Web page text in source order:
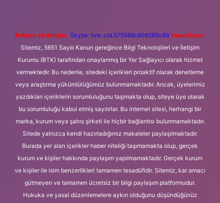
Reklam ve İletişim: Skype: live:.cid.575569c608265c69 Yasal Uyarı:
Sitemiz, 5651 Sayılı Kanun gereğince Bilgi Teknolojileri ve İletişim
Kurumu (BTK) tarafından onaylanmış bir Yer Sağlayıcı olarak hizmet
vermektedir. Bu nedenle, sitedeki içerikleri proaktif olarak denetleme
veya araştırma yükümlülüğümüz bulunmamaktadır. Ancak, üyelerimiz
yazdıkları içeriklerin sorumluluğunu taşımakta olup, siteye üye olarak
bu sorumluluğu kabul etmiş sayılırlar. Bu internet sitesi, herhangi bir
marka, kurum veya şahıs şirketi ile hiçbir bağlantısı bulunmamaktadır.
Sitede yalnızca kendi hazırladığımız makaleler paylaşılmaktadır.
Burada yer alan içerikler haber niteliği taşımamakta olup, gerçek
kurum ve kişiler hakkında paylaşım yapılmamaktadır. Gerçek kurum
ve kişiler ile isim benzerlikleri tamamen tesadüfidir. Sitemiz, kar amacı
gütmeyen ve tamamen ücretsiz bir bilgi paylaşım platformudur.
Hukuka ve yasal düzenlemelere aykırı olduğunu düşündüğünüz